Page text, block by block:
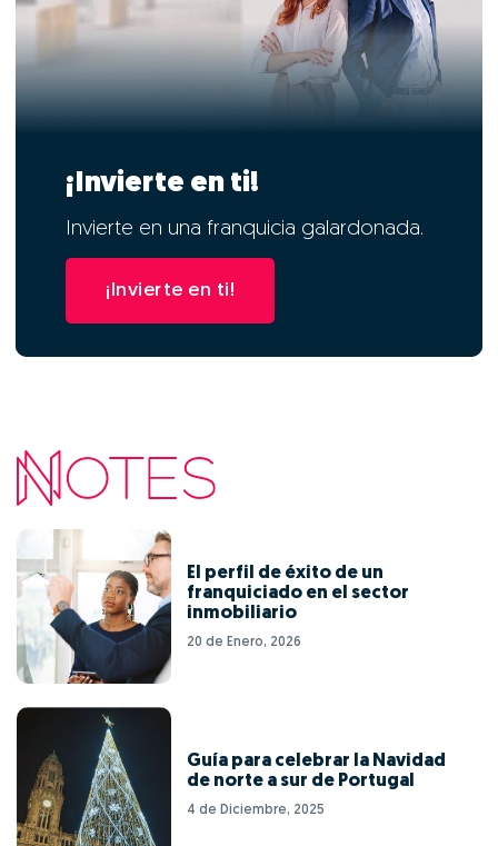
¡Invierte en ti!
Invierte en una franquicia galardonada.
¡Invierte en ti!
El perfil de éxito de un
franquiciado en el sector
inmobiliario
20 de Enero, 2026
Guía para celebrar la Navidad
de norte a sur de Portugal
4 de Diciembre, 2025